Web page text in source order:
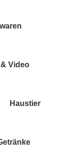
Video
Haus­tier